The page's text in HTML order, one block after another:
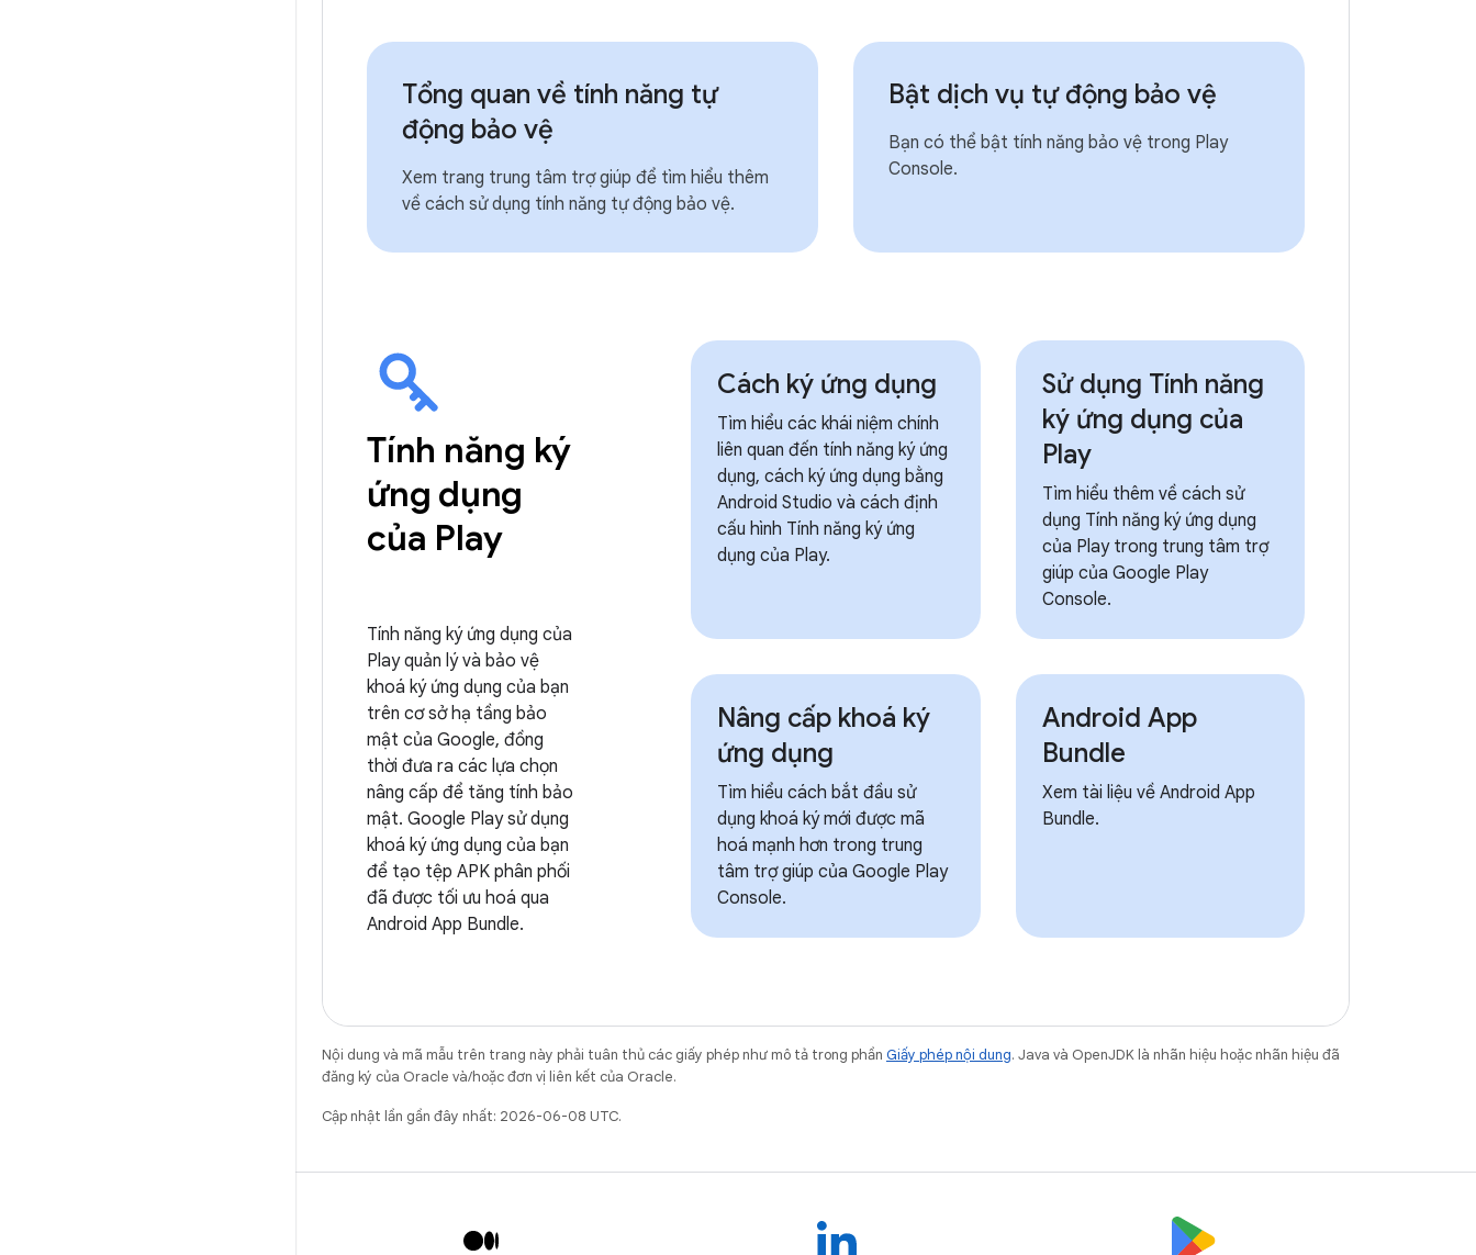
Tổng quan về tính năng tự
động bảo vệ
Xem trang trung tâm trợ giúp để tìm hiểu thêm
về cách sử dụng tính năng tự động bảo vệ.
Bật dịch vụ tự động bảo vệ
Bạn có thể bật tính năng bảo vệ trong Play
Console.
Tính năng ký
ứng dụng
của Play
Tính năng ký ứng dụng của
Play quản lý và bảo vệ
khoá ký ứng dụng của bạn
trên cơ sở hạ tầng bảo
mật của Google, đồng
thời đưa ra các lựa chọn
nâng cấp để tăng tính bảo
mật. Google Play sử dụng
khoá ký ứng dụng của bạn
để tạo tệp APK phân phối
đã được tối ưu hoá qua
Android App Bundle.
Cách ký ứng dụng
Tìm hiểu các khái niệm chính
liên quan đến tính năng ký ứng
dụng, cách ký ứng dụng bằng
Android Studio và cách định
cấu hình Tính năng ký ứng
dụng của Play.
Sử dụng Tính năng
ký ứng dụng của
Play
Tìm hiểu thêm về cách sử
dụng Tính năng ký ứng dụng
của Play trong trung tâm trợ
giúp của Google Play
Console.
Nâng cấp khoá ký
ứng dụng
Tìm hiểu cách bắt đầu sử
dụng khoá ký mới được mã
hoá mạnh hơn trong trung
tâm trợ giúp của Google Play
Console.
Android App
Bundle
Xem tài liệu về Android App
Bundle.
Nội dung và mã mẫu trên trang này phải tuân thủ các giấy phép như mô tả trong phần Giấy phép nội dung. Java và OpenJDK là nhãn hiệu hoặc nhãn hiệu đã
đăng ký của Oracle và/hoặc đơn vị liên kết của Oracle.
Cập nhật lần gần đây nhất: 2026-06-08 UTC.